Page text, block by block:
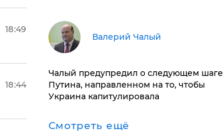
18:49
18:44
Валерий Чалый
Чалый предупредил о следующем шаге
Путина, направленном на то, чтобы
Украина капитулировала
Смотреть ещё